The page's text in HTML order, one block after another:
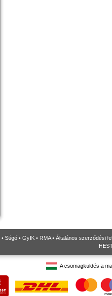
• Súgó • GyIK • RMA• Általános szerződési
A csomagküldés a